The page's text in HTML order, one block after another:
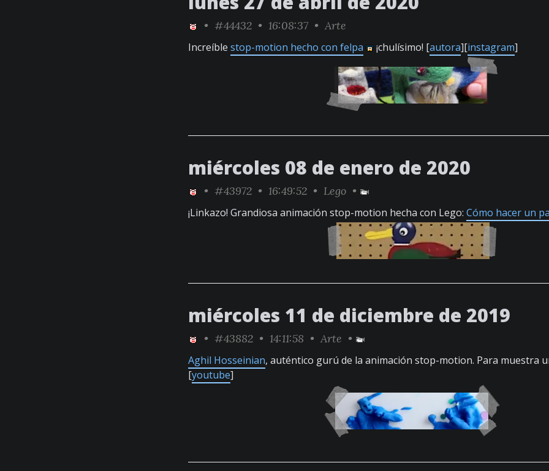
• #44432 • 16:08:37 • Arte
Increíble stop-motion hecho con felpa ¡chulísimo! [autora][instagram]
miércoles 08 de enero de 2020
• #43972 • 16:49:52 • Lego •
¡Linkazo! Grandiosa animación stop-motion hecha con Lego: Cómo hacer un
miércoles 11 de diciembre de 2019
• #43882 • 14:11:58 • Arte •
Aghil Hosseinian, auténtico gurú de la animación stop-motion. Para muestra
[youtube]